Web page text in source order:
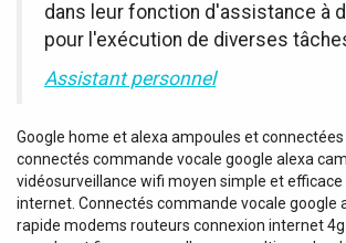
dans leur fonction d'assistance à
pour l'exécution de diverses
Assistant personnel
Google home et alexa ampoules et
connectés commande vocale google alexa
vidéosurveillance wifi moyen simple et
internet. Connectés commande vocale google
rapide modems routeurs connexion internet